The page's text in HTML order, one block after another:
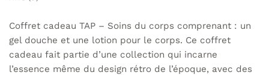
Coffret cadeau TAP – Soins du corps comprenant : un
gel douche et une lotion pour le corps. Ce coffret
cadeau fait partie d’une collection qui incarne
l’essence même du design rétro de l’époque, avec des